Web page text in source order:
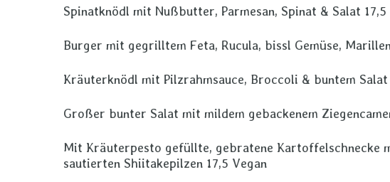
Spinatknödl mit Nußbutter, Parmesan, Spinat & Salat 17,5
Burger mit gegrilltem Feta, Rucula, bissl Gemüse,
Kräuterknödl mit Pilzrahmsauce, Broccoli & buntem Salat
Großer bunter Salat mit mildem gebackenem
Mit Kräuterpesto gefüllte, gebratene Kartoffelschnecke
sautierten Shiitakepilzen 17,5 Vegan